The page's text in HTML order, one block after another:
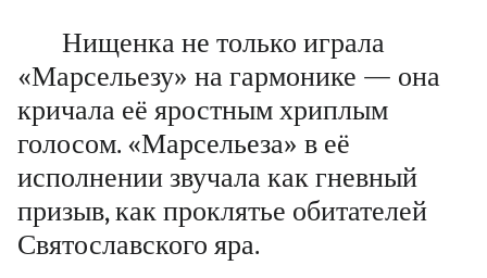
Нищенка не только играла
«Марсельезу» на гармонике — она
кричала её яростным хриплым
голосом. «Марсельеза» в её
исполнении звучала как гневный
призыв, как проклятье обитателей
Святославского яра.